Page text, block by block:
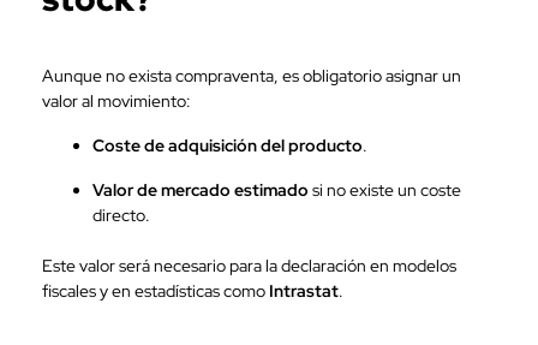
Aunque no exista compraventa, es obligatorio asignar un
valor al movimiento:
Coste de adquisición del producto.
Valor de mercado estimado si no existe un coste
directo.
Este valor será necesario para la declaración en modelos
fiscales y en estadísticas como Intrastat.